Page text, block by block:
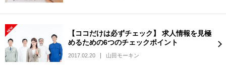
【ココだけは必ずチェック】 求人情報を見極
めるための6つのチェックポイント
2017.02.20 山田モーキン